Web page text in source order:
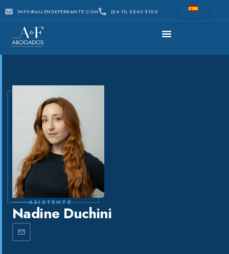
INFO@ALLENDEFERRANTE.COM (54 11) 5263 8100
ASISTENTE
Nadine Duchini